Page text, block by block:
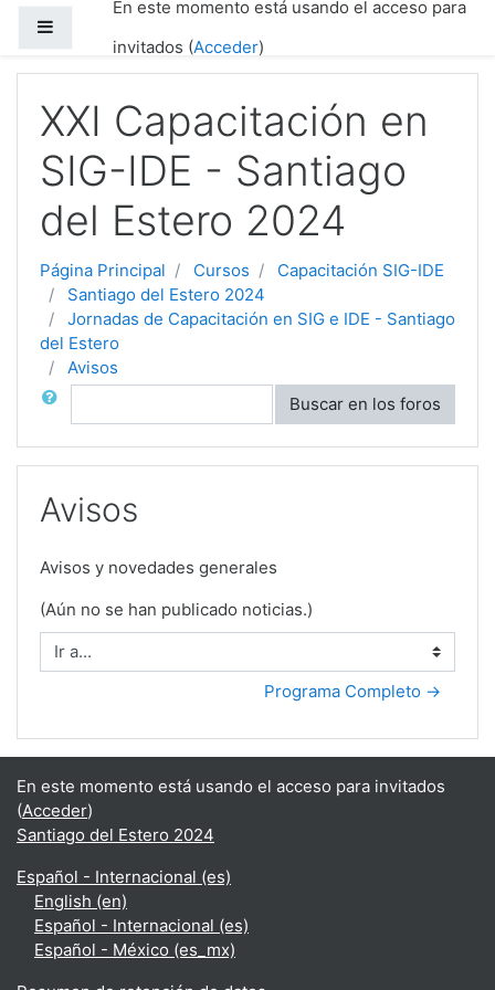
Salta al contenido principalEn este momento está usando el acceso para
invitados (Acceder)
XXI Capacitación en
SIG-IDE - Santiago
del Estero 2024
Página Principal Cursos
Capacitación SIG-IDE
Santiago del Estero 2024
Jornadas de Capacitación en SIG e IDE - Santiago
del Estero
Avisos
Buscar
Buscar en los foros
Avisos
Avisos y novedades generales
(Aún no se han publicado noticias.)
Ir a...
Programa Completo →
En este momento está usando el acceso para invitados
(Acceder)
Santiago del Estero 2024
Español - Internacional ‎(es)‎
English ‎(en)‎
Español - Internacional ‎(es)‎
Español - México ‎(es_mx)‎